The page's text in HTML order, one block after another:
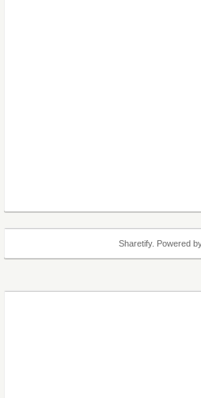
Sharetify. Powered